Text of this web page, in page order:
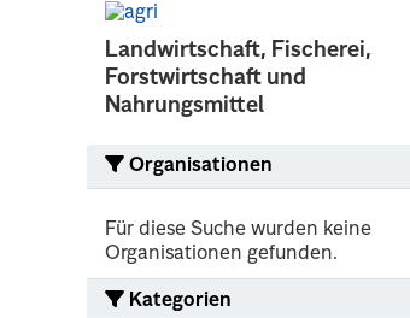
Landwirtschaft, Fischerei,
Forstwirtschaft und
Nahrungsmittel
Organisationen
Für diese Suche wurden keine
Organisationen gefunden.
Kategorien